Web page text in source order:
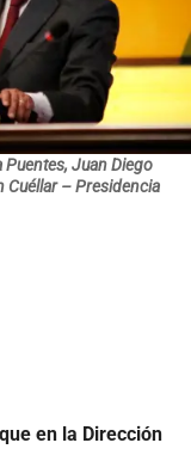
Puentes, Juan Diego
Cuéllar – Presidencia
en la Dirección